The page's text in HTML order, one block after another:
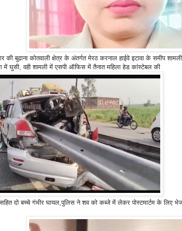
बुढाना कोतवाली क्षेत्र के अंतर्गत मेरठ करनाल हाईवे इटावा के समीप
में घुसी, वही शामली में एसपी ऑफिस में तैनात महिला हेड कांस्टेबल की
दो बच्चे गंभीर घायल,पुलिस ने शव को कब्जे में लेकर पोस्टमार्टम के लिए